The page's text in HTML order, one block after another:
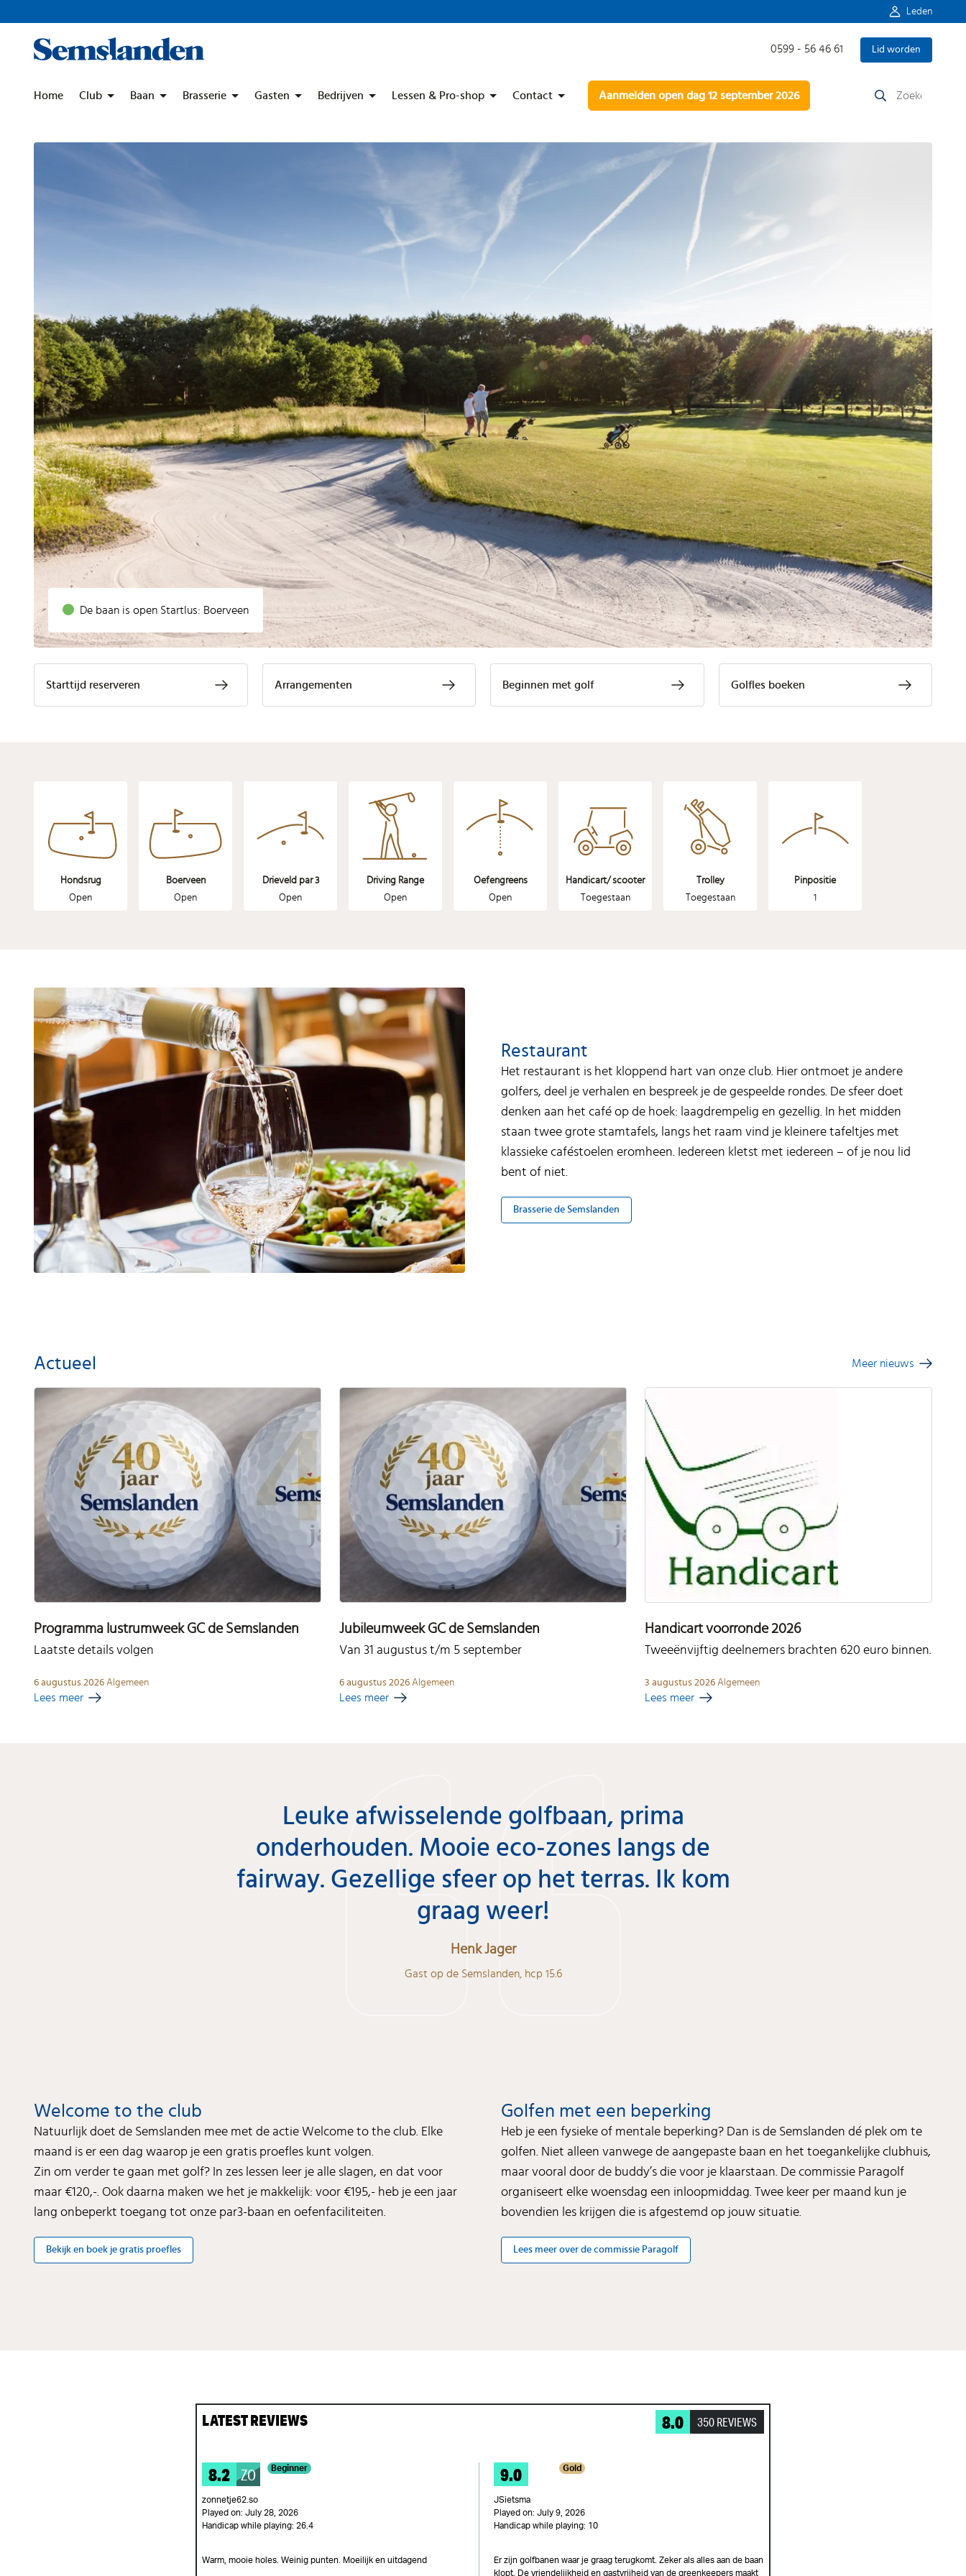
Leden
0599 - 56 46 61 Lid worden
Home Club Baan Brasserie Gasten Bedrijven Lessen & Pro-shop Contact Aanmelden open dag 12 september 2026
naar:
De baan is open Startlus: Boerveen
Starttijd reserveren Arrangementen Beginnen met golf Golfles boeken
Hondsrug
Open
Boerveen
Open
Drieveld par 3
Open
Driving Range
Open
Oefengreens
Open
Handicart/ scooter
Toegestaan
Trolley
Toegestaan
Pinpositie
1
Restaurant
Het restaurant is het kloppend hart van onze club. Hier ontmoet je andere
golfers, deel je verhalen en bespreek je de gespeelde rondes. De sfeer doet
denken aan het café op de hoek: laagdrempelig en gezellig. In het midden
staan twee grote stamtafels, langs het raam vind je kleinere tafeltjes met
klassieke caféstoelen eromheen. Iedereen kletst met iedereen – of je nou lid
bent of niet.
Brasserie de Semslanden
Actueel Meer nieuws
Programma lustrumweek GC de Semslanden
Laatste details volgen
6 augustus 2026 Algemeen
Lees meer
Jubileumweek GC de Semslanden
Van 31 augustus t/m 5 september
6 augustus 2026 Algemeen
Lees meer
Handicart voorronde 2026
Tweeënvijftig deelnemers brachten 620 euro binnen.
3 augustus 2026 Algemeen
Lees meer
Leuke afwisselende golfbaan, prima
onderhouden. Mooie eco-zones langs de
fairway. Gezellige sfeer op het terras. Ik kom
graag weer!
Henk Jager
Gast op de Semslanden, hcp 15.6
Welcome to the club
Natuurlijk doet de Semslanden mee met de actie Welcome to the club. Elke
maand is er een dag waarop je een gratis proefles kunt volgen.
Zin om verder te gaan met golf? In zes lessen leer je alle slagen, en dat voor
maar €120,-. Ook daarna maken we het je makkelijk: voor €195,- heb je een jaar
lang onbeperkt toegang tot onze par3-baan en oefenfaciliteiten.
Bekijk en boek je gratis proefles
Golfen met een beperking
Heb je een fysieke of mentale beperking? Dan is de Semslanden dé plek om te
golfen. Niet alleen vanwege de aangepaste baan en het toegankelijke clubhuis,
maar vooral door de buddy’s die voor je klaarstaan. De commissie Paragolf
organiseert elke woensdag een inloopmiddag. Twee keer per maand kun je
bovendien les krijgen die is afgestemd op jouw situatie.
Lees meer over de commissie Paragolf